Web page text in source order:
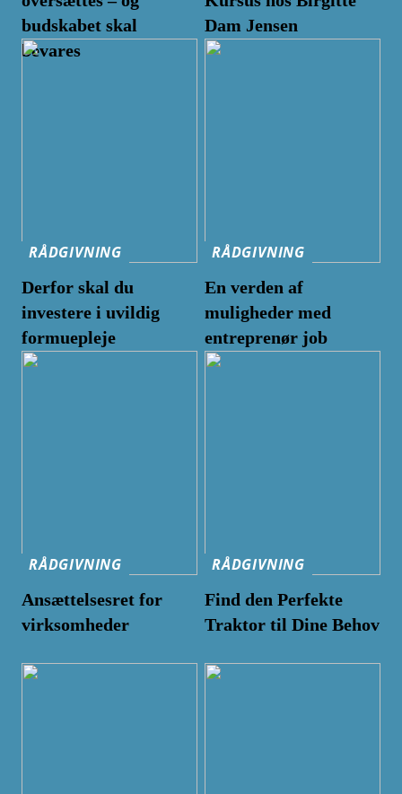
budskabet skal
bevares
Dam Jensen
RÅDGIVNING
Derfor skal du
investere i uvildig
formuepleje
RÅDGIVNING
En verden af
muligheder med
entreprenør job
RÅDGIVNING
Ansættelsesret for
virksomheder
RÅDGIVNING
Find den Perfekte
Traktor til Dine Behov